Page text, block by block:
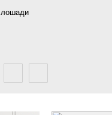
лошади